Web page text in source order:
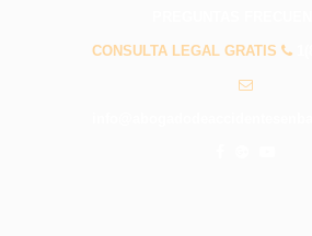
CONSULTA LEGAL GRATIS